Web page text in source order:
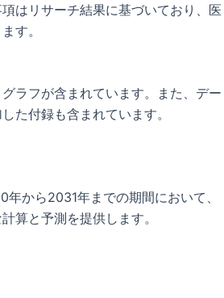
はリサーチ結果に基づいており、医
す。
ラフが含まれています。また、デー
た付録も含まれています。
から2031年までの期間において、
算と予測を提供します。